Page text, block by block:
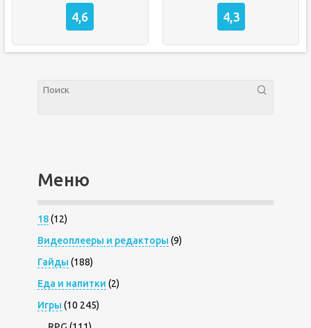
4,6 4,3
Меню
18(12)
Видеоплееры и редакторы (9)
Гайды (188)
Еда и напитки (2)
Игры (10 245)